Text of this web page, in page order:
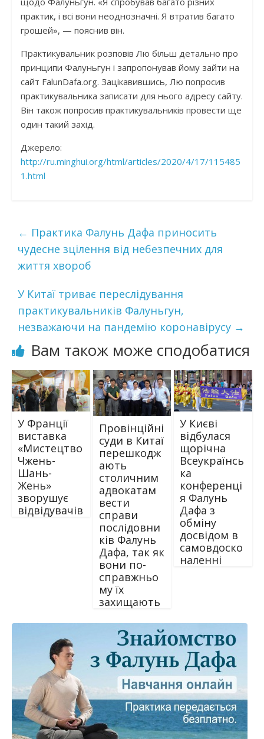
практик, і всі вони неоднозначні. Я втратив багато
грошей», — пояснив він.
Практикувальник розповів Лю більш детально про
принципи Фалуньгун і запропонував йому зайти на
сайт FalunDafa.org. Зацікавившись, Лю попросив
практикувальника записати для нього адресу сайту.
Він також попросив практикувальників провести ще
один такий захід.
Джерело:
http://ru.minghui.org/html/articles/2020/4/17/115485
1.html
← Практика Фалунь Дафа приносить
чудесне зцілення від небезпечних для
життя хвороб
У Китаї триває переслідування
практикувальників Фалуньгун,
незважаючи на пандемію коронавірусу →
Вам також може сподобатися
У Франції
виставка
«Мистецтво
Чжень-
Шань-
Жень»
зворушує
відвідувачів
Провінційні
суди в Китаї
перешкодж
ають
столичним
адвокатам
вести
справи
послідовни
ків Фалунь
Дафа, так як
вони по-
справжньо
му їх
захищають
У Києві
відбулася
щорічна
Всеукраїнсь
ка
конференці
я Фалунь
Дафа з
обміну
досвідом в
самовдоско
наленні